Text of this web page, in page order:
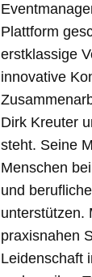
Plattform
erstklassige
innovative
Dirk Kreuter
steht. Seine
Menschen
und
unterstützen.
praxisnahen
Leidenschaft